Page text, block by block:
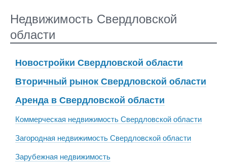
Недвижимость Свердловской
области
Новостройки Свердловской области
Вторичный рынок Свердловской области
Аренда в Свердловской области
Коммерческая недвижимость Свердловской области
Загородная недвижимость Свердловской области
Зарубежная недвижимость